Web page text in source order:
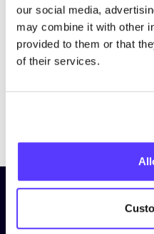
our social media,
may combine it with other
provided to them or that
of their services.
Abonniere
und bleibe auf